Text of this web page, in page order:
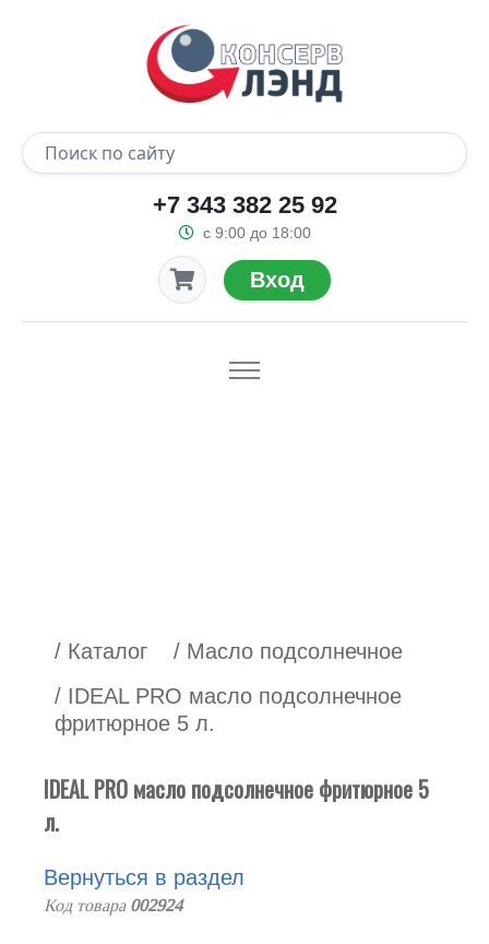
+7 343 382 25 92
с 9:00 до 18:00
Вход
/ Каталог
/ Масло подсолнечное
/ IDEAL PRO масло подсолнечное
фритюрное 5 л.
IDEAL PRO масло подсолнечное фритюрное 5
л.
Вернуться в раздел
Код товара 002924